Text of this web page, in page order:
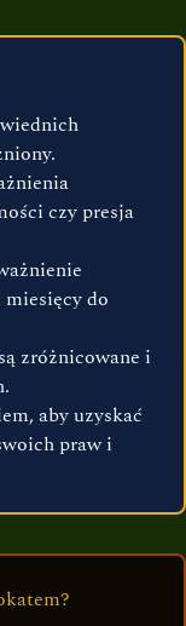
czy presja
do
zróżnicowane i
aby uzyskać
praw i